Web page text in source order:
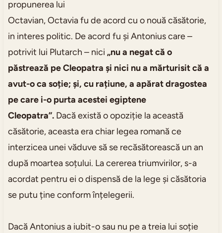
propunerea lui
Octavian, Octavia fu de acord cu o nouă căsătorie,
in interes politic. De acord fu și Antonius care –
potrivit lui Plutarch – nici „nu a negat că o
păstrează pe Cleopatra și nici nu a mărturisit că a
avut-o ca soție; și, cu rațiune, a apărat dragostea
pe care i-o purta acestei egiptene
Cleopatra”.Dacă există o opoziție la această
căsătorie, aceasta era chiar legea romană ce
interzicea unei văduve să se recăsătorească un an
după moartea soțului. La cererea triumvirilor, s-a
acordat pentru ei o dispensă de la lege și căsătoria
se putu ține conform înțelegerii.
Dacă Antonius a iubit-o sau nu pe a treia lui soție